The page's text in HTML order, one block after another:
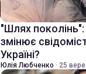
"Шлях
змінює
Україні?
Юлія Любченко · 25